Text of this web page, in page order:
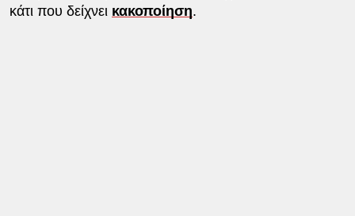
κάτι που δείχνει κακοποίηση.